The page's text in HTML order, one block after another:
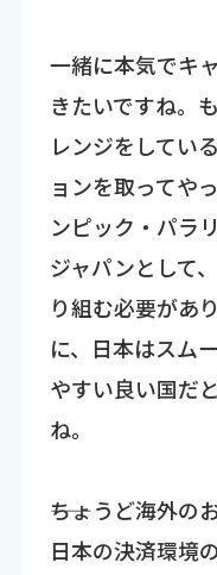
一緒に本気でキ
きたいですね。
レンジをしてい
ョンを取ってや
ンピック・パラ
ジャパンとして
り組む必要があ
に、日本はスム
やすい良い国だ
ね。
――ちょうど海外
日本の決済環境